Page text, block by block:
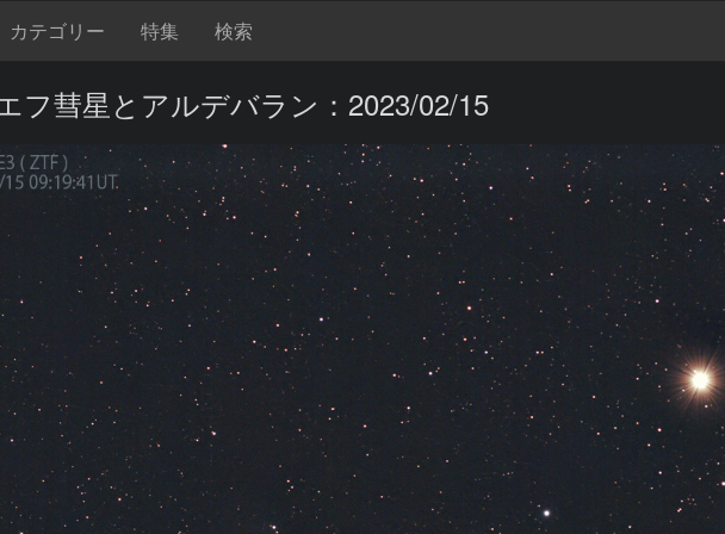
カテゴリー 特集 検索
フ彗星とアルデバラン：2023/02/15